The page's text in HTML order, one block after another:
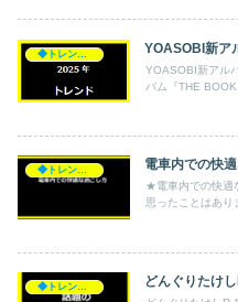
YOASOBI新ア
YOASOBI新アル
バム『THE BOOK
◆トレンド◆ 電車内での快
★電車内での快適
思ったことはあり
◆トレンド◆ どんぐりたけ